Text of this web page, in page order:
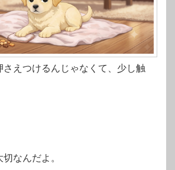
さえつけるんじゃなくて、少し触
なんだよ。